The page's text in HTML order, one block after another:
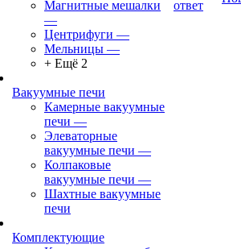
Магнитные мешалки
—
Центрифуги —
Мельницы —
+ Ещё 2
Вакуумные печи
Камерные вакуумные
печи —
Элеваторные
вакуумные печи —
Колпаковые
вакуумные печи —
Шахтные вакуумные
печи
Комплектующие
ответ